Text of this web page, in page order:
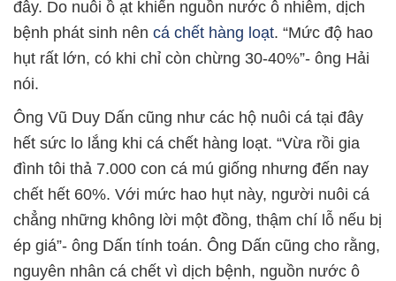
đây. Do nuôi ồ ạt khiến nguồn nước ô nhiễm, dịch
bệnh phát sinh nên cá chết hàng loạt. “Mức độ hao
hụt rất lớn, có khi chỉ còn chừng 30-40%”- ông Hải
nói.
Ông Vũ Duy Dấn cũng như các hộ nuôi cá tại đây
hết sức lo lắng khi cá chết hàng loạt. “Vừa rồi gia
đình tôi thả 7.000 con cá mú giống nhưng đến nay
chết hết 60%. Với mức hao hụt này, người nuôi cá
chẳng những không lời một đồng, thậm chí lỗ nếu bị
ép giá”- ông Dấn tính toán. Ông Dấn cũng cho rằng,
nguyên nhân cá chết vì dịch bệnh, nguồn nước ô